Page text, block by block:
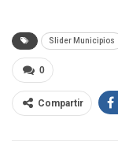
Slider Municipios
0
Compartir